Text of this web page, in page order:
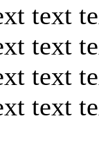
text
text
text
text